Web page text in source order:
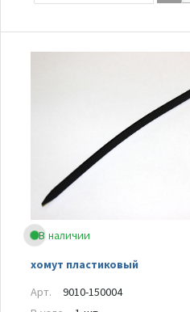
В наличии
хомут пластиковый
Арт.
9010-150004